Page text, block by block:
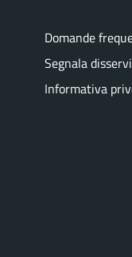
Domande
Segnala
Informativa